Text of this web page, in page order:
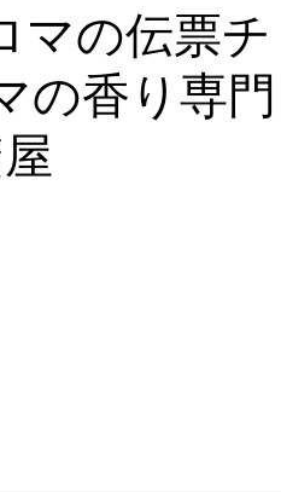
マの伝票チ
の香り専門